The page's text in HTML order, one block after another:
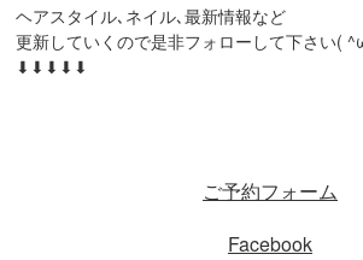
ヘアスタイル､ネイル､最新情報など
更新していくので是非フォローして下さい(
⬇︎⬇︎⬇︎⬇︎⬇︎
ご予約フォーム
Facebook